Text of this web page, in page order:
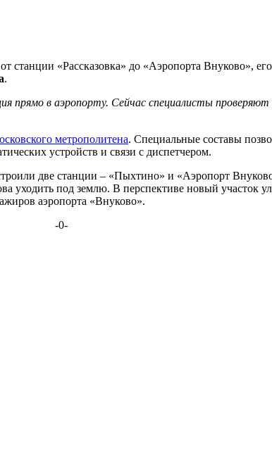
«Рассказовка» до «Аэропорта Внуково»,
.
в аэропорту. Сейчас специалисты
метрополитена. Специальные составы
устройств и связи с диспетчером.
две станции – «Пыхтино» и «Аэропорт
уходить под землю. В перспективе новый участок
аэропорта «Внуково».
-0-